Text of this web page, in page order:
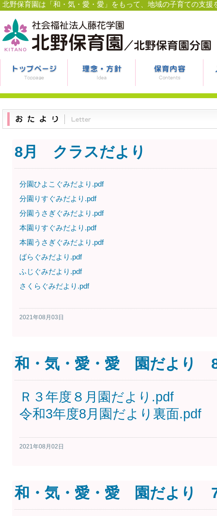
北野保育園は「和・気・愛・愛」をもって、地域の子育ての支援
8月 クラスだより
分園ひよこぐみだより.pdf
分園りすぐみだより.pdf
分園うさぎぐみだより.pdf
本園りすぐみだより.pdf
本園うさぎぐみだより.pdf
ばらぐみだより.pdf
ふじぐみだより.pdf
さくらぐみだより.pdf
2021年08月03日
和・気・愛・愛 園だより
Ｒ３年度８月園だより.pdf
令和3年度8月園だより裏面.pdf
2021年08月02日
和・気・愛・愛 園だより